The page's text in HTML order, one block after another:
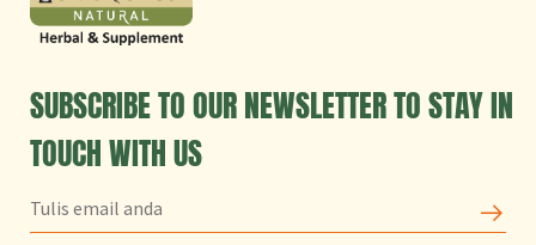
SUBSCRIBE TO OUR NEWSLETTER TO STAY IN
TOUCH WITH US